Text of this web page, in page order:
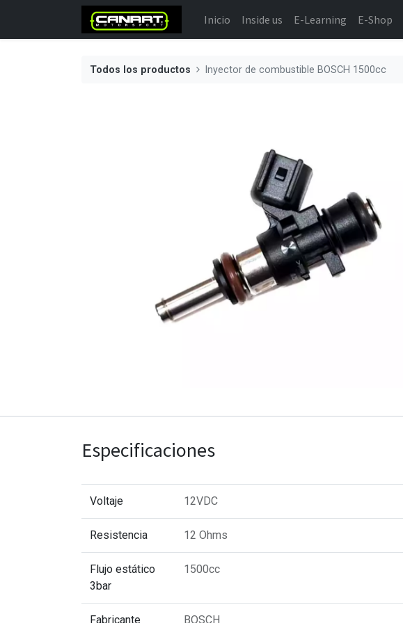
Inicio Inside us E-Learning E-Shop
Todos los productos Inyector de combustible BOSCH 1500cc
Especificaciones
Voltaje 12VDC
Resistencia 12 Ohms
Flujo estático
3bar
1500cc
Fabricante BOSCH